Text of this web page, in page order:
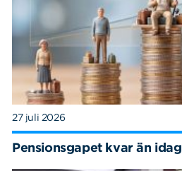
27 juli 2026
Pensionsgapet kvar än idag